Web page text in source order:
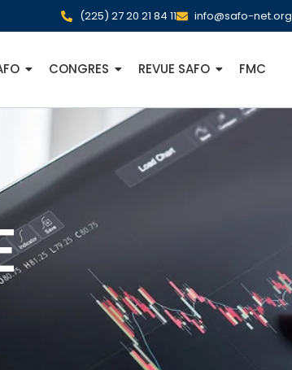
(225) 27 20 21 84 11 info@safo-net.org
CONGRES REVUE SAFO FMC